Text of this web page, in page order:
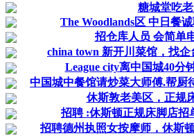
糖城堂吃
The Woodlands区 中日餐
招仓库人员 会简单
china town 新开川菜馆，找
League city离中国城40分
中国城中餐馆请炒菜大师傅.帮厨
休斯敦老美区，正规
招聘 :休斯顿正规床脚店招
招聘德州执照女按摩师，休斯